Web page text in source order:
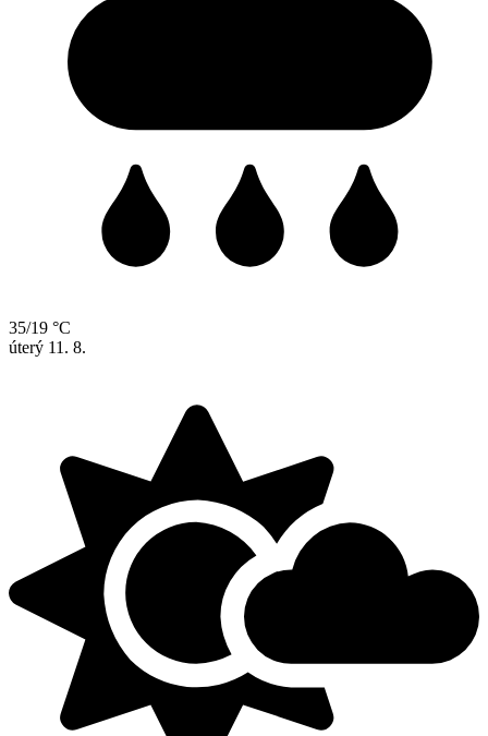
35/19 °C
úterý 11. 8.